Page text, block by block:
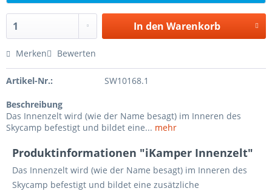
In den Warenkorb
Merken Bewerten
Artikel-Nr.: SW10168.1
Beschreibung
Das Innenzelt wird (wie der Name besagt) im Inneren des
Skycamp befestigt und bildet eine... mehr
Produktinformationen "iKamper Innenzelt"
Das Innenzelt wird (wie der Name besagt) im Inneren des
Skycamp befestigt und bildet eine zusätzliche